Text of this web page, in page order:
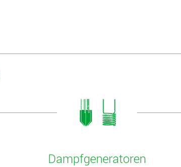
Dampfgeneratoren